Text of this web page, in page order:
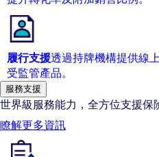
履行支援透過持牌機構提供線
受監管產品。
服務支援
世界級服務能力，全方位支援保
瞭解更多資訊